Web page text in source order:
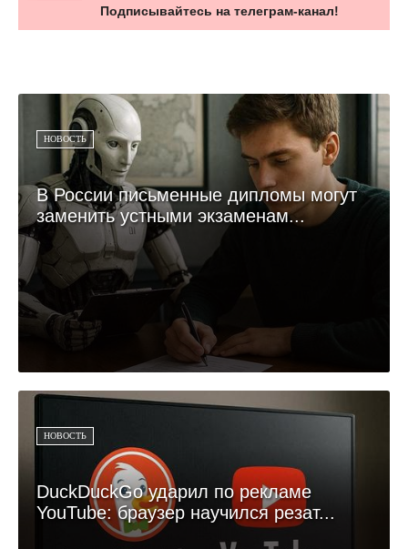
Подписывайтесь на телеграм-канал!
НОВОСТЬ
В России письменные дипломы могут
заменить устными экзаменам...
НОВОСТЬ
DuckDuckGo ударил по рекламе
YouTube: браузер научился резат...